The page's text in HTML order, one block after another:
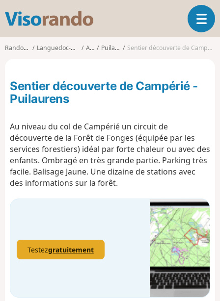
s
d
O
u
g
a
n
Randonnées Languedoc-Roussillon Aude Puilaurens Sentier découverte de Campérié - Puilaurens
Sentier découverte de Campérié -
Puilaurens
Au niveau du col de Campérié un circuit de
découverte de la Forêt de Fonges (équipée par les
services forestiers) idéal par forte chaleur ou avec des
enfants. Ombragé en très grande partie. Parking très
facile. Balisage Jaune. Une dizaine de stations avec
des informations sur la forêt.
Testezgratuitement